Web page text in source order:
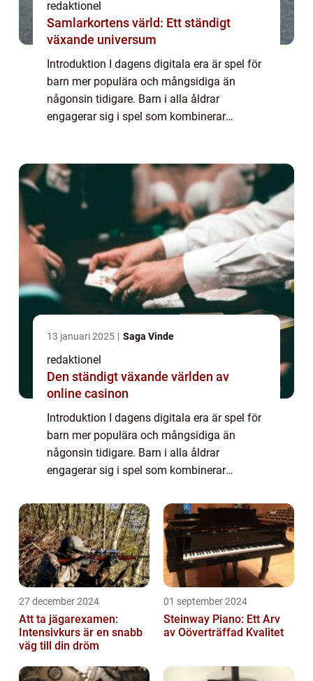
redaktionel
Samlarkortens värld: Ett ständigt
växande universum
Introduktion I dagens digitala era är spel för
barn mer populära och mångsidiga än
någonsin tidigare. Barn i alla åldrar
engagerar sig i spel som kombinerar
översikt ...
13 januari 2025 Saga Vinde
redaktionel
Den ständigt växande världen av
online casinon
Introduktion I dagens digitala era är spel för
barn mer populära och mångsidiga än
någonsin tidigare. Barn i alla åldrar
engagerar sig i spel som kombinerar
kommer att ge en övergripande och grundlig
översikt ...
27 december 2024
Att ta jägarexamen:
Intensivkurs är en snabb
väg till din dröm
01 september 2024
Steinway Piano: Ett Arv
av Oöverträffad Kvalitet